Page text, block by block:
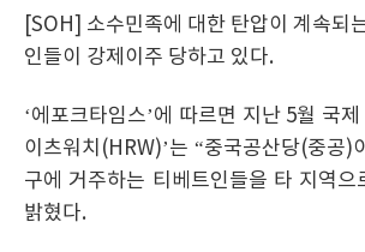
[SOH] 소수민족에 대한 탄압이 계속되
인들이 강제이주 당하고 있다.
‘에포크타임스’에 따르면 지난 5월 국
이츠워치(HRW)’는 “중국공산당(중공)
구에 거주하는 티베트인들을 타 지역으
밝혔다.